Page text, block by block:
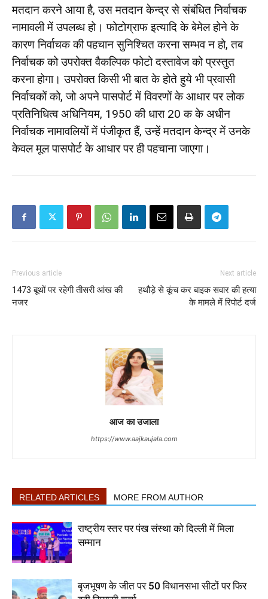
मतदान करने आया है, उस मतदान केन्द्र से संबंधित निर्वाचक
नामावली में उपलब्ध हो। फोटोग्राफ इत्यादि के बेमेल होने के
कारण निर्वाचक की पहचान सुनिश्चित करना सम्भव न हो, तब
निर्वाचक को उपरोक्त वैकल्पिक फोटो दस्तावेज को प्रस्तुत
करना होगा। उपरोक्त किसी भी बात के होते हुये भी प्रवासी
निर्वाचकों को, जो अपने पासपोर्ट में विवरणों के आधार पर लोक
प्रतिनिधित्व अधिनियम, 1950 की धारा 20 क के अधीन
निर्वाचक नामावलियों में पंजीकृत हैं, उन्हें मतदान केन्द्र में उनके
केवल मूल पासपोर्ट के आधार पर ही पहचाना जाएगा।
Previous article
1473 बूथों पर रहेगी तीसरी आंख की
नजर
Next article
हथौड़े से कूंच कर बाइक सवार की हत्या
के मामले में रिपोर्ट दर्ज
आज का उजाला
https://www.aajkaujala.com
RELATED ARTICLES MORE FROM AUTHOR
राष्ट्रीय स्तर पर पंख संस्था को दिल्ली में मिला
सम्मान
बृजभूषण के जीत पर 50 विधानसभा सीटों पर फिर